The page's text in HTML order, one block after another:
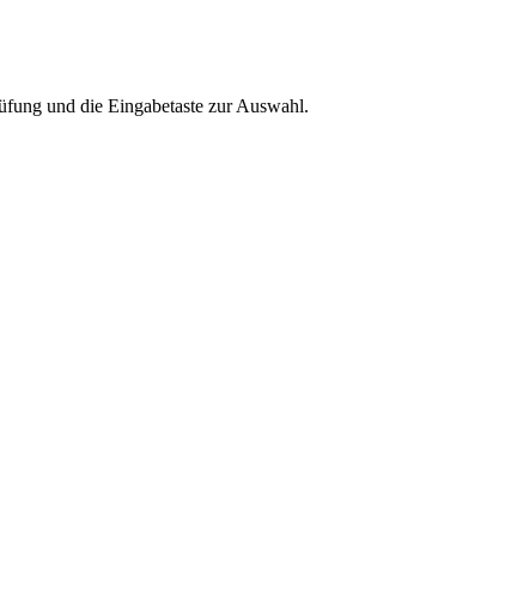
und die Eingabetaste zur Auswahl.